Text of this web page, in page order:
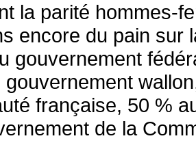
la parité hommes-
encore du pain sur
gouvernement
gouvernement
française, 50 %
de la